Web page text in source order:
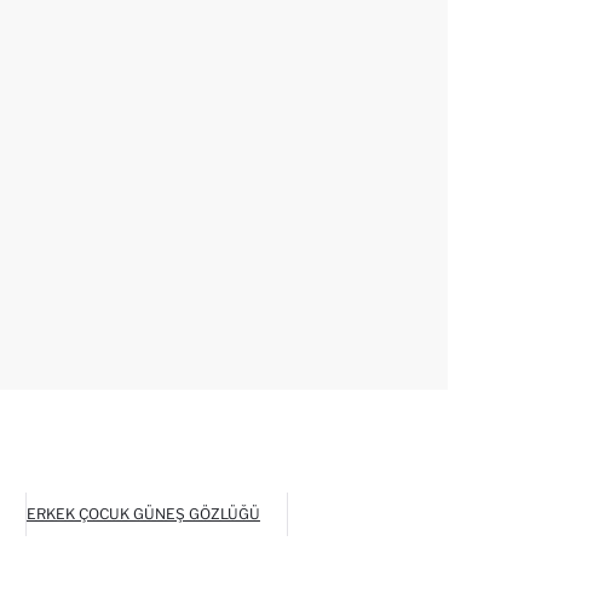
ERKEK ÇOCUK GÜNEŞ GÖZLÜĞÜ